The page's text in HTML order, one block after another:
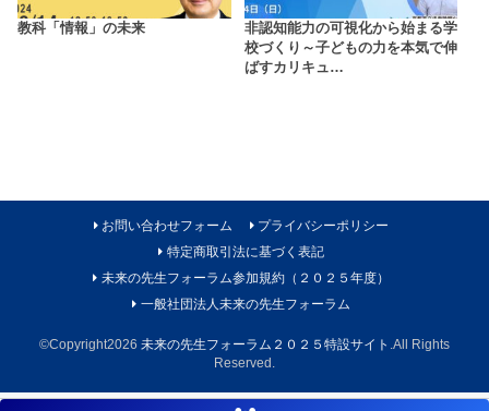
教科「情報」の未来
非認知能力の可視化から始まる学
校づくり～子どもの力を本気で伸
ばすカリキュ…
お問い合わせフォーム
プライバシーポリシー
特定商取引法に基づく表記
未来の先生フォーラム参加規約（２０２５年度）
一般社団法人未来の先生フォーラム
©Copyright2026 未来の先生フォーラム２０２５特設サイト .All Rights
Reserved.